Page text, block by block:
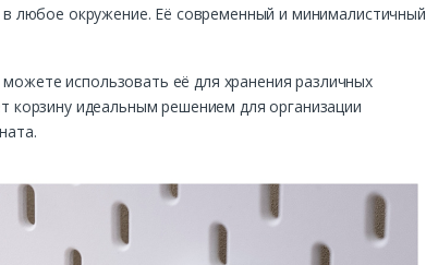
любое окружение. Её современный и минималистичный
использовать её для хранения различных
корзину идеальным решением для организации